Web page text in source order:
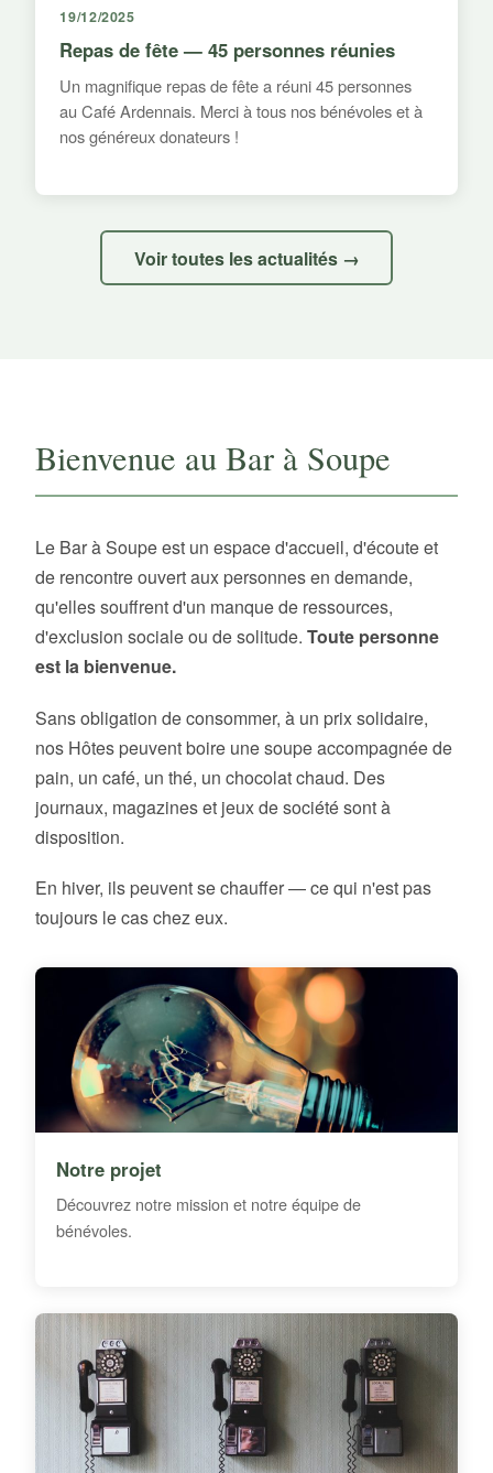
19/12/2025
Repas de fête — 45 personnes réunies
Un magnifique repas de fête a réuni 45 personnes
au Café Ardennais. Merci à tous nos bénévoles et à
nos généreux donateurs !
Voir toutes les actualités →
Bienvenue au Bar à Soupe
Le Bar à Soupe est un espace d'accueil, d'écoute et
de rencontre ouvert aux personnes en demande,
qu'elles souffrent d'un manque de ressources,
d'exclusion sociale ou de solitude. Toute personne
est la bienvenue.
Sans obligation de consommer, à un prix solidaire,
nos Hôtes peuvent boire une soupe accompagnée de
pain, un café, un thé, un chocolat chaud. Des
journaux, magazines et jeux de société sont à
disposition.
En hiver, ils peuvent se chauffer — ce qui n'est pas
toujours le cas chez eux.
Notre projet
Découvrez notre mission et notre équipe de
bénévoles.